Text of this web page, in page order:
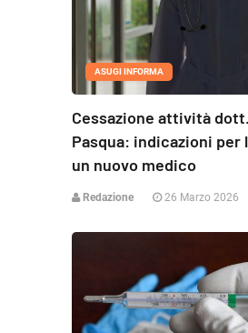
ASUGI INFORMA
Cessazione attività
Pasqua: indicazioni per
un nuovo medico
Redazione 26 Marzo 2026